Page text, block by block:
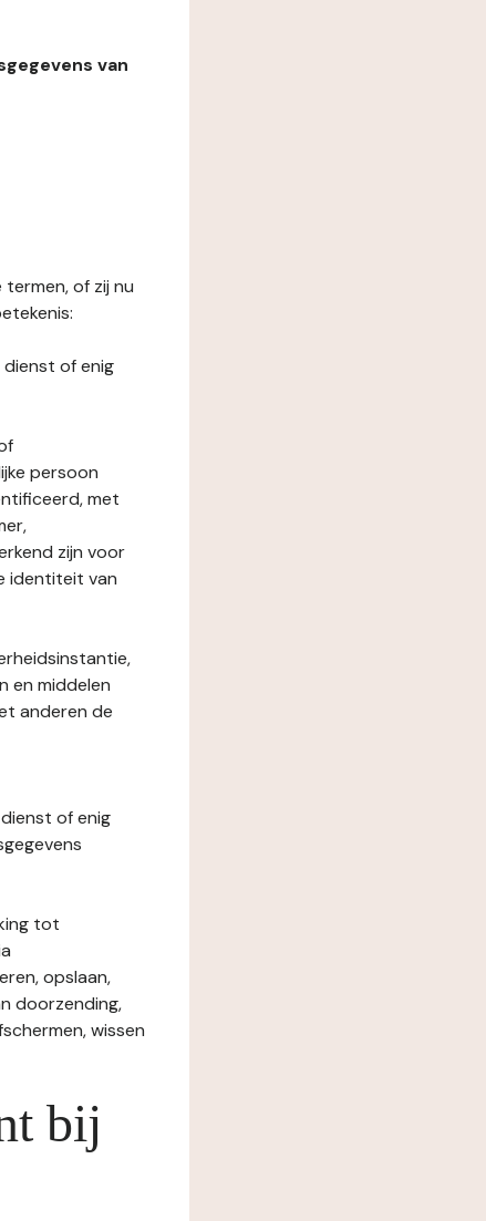
van
of zij nu
of enig
persoon
met
zijn voor
identiteit van
en middelen
anderen de
of enig
tot
opslaan,
doorzending,
wissen
bij